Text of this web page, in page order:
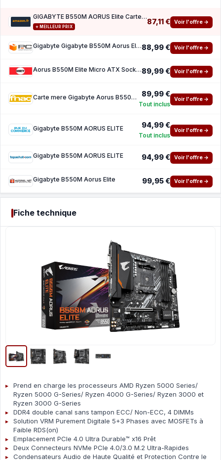
GIGABYTE B550M AORUS Elite Carte mère - Processeurs AMD Ryzen 5000, VRM 5 3 Phases, jusqu'
⭐ MEILLEUR PRIX
87,11 € Voir l'offre →
Gigabyte Gigabyte B550M Aorus Elite88,99 € Voir l'offre →
Aorus B550M Elite Micro ATX Socket AM4 Chipset AMD B55089,99 € Voir l'offre →
Carte mere Gigabyte Aorus B550M Elite Micro ATX Socket AM4 Chipset AMD B550 89,99 €
Tout inclus
Voir l'offre →
Gigabyte B550M AORUS ELITE 94,99 €
Tout inclus
Voir l'offre →
Gigabyte B550M AORUS ELITE 94,99 € Voir l'offre →
Gigabyte B550M Aorus Elite 99,95 € Voir l'offre →
Fiche technique
Prend en charge les processeurs AMD Ryzen 5000 Series/
Ryzen 5000 G-Series/ Ryzen 4000 G-Series/ Ryzen 3000 et
Ryzen 3000 G-Series
DDR4 double canal sans tampon ECC/ Non-ECC, 4 DIMMs
Solution VRM Purement Digitale 5+3 Phases avec MOSFETs à
Faible RDS(on)
Emplacement PCIe 4.0 Ultra Durable™ x16 Prêt
Deux Connecteurs NVMe PCIe 4.0/3.0 M.2 Ultra-Rapides
Condensateurs Audio de Haute Qualité et Protection Contre le